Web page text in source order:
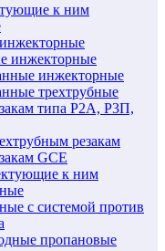
к ним
инжекторные
инжекторные
трехтрубные
типа Р2А, Р3П,
резакам
GCE
к ним
с системой против
пропановые